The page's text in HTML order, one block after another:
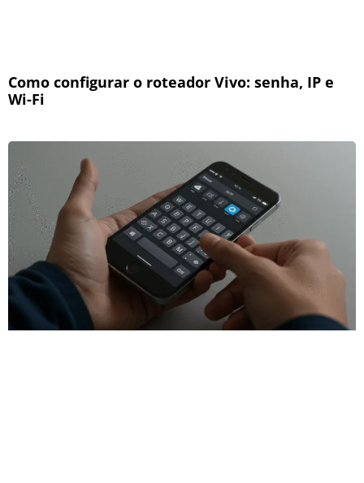
Como configurar o roteador Vivo: senha, IP e
Wi-Fi